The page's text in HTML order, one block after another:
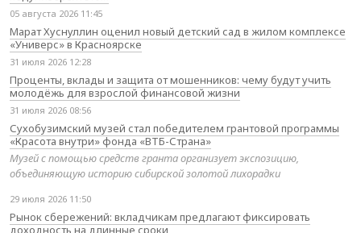
05 августа 2026 11:45
Марат Хуснуллин оценил новый детский сад в жилом комплексе
«Универс» в Красноярске
31 июля 2026 12:28
Проценты, вклады и защита от мошенников: чему будут учить
молодёжь для взрослой финансовой жизни
31 июля 2026 08:56
Сухобузимский музей стал победителем грантовой программы
«Красота внутри» фонда «ВТБ-Страна»
Музей с помощью средств гранта организует экспозицию,
объединяющую историю сибирской золотой лихорадки
29 июля 2026 11:50
Рынок сбережений: вкладчикам предлагают фиксировать